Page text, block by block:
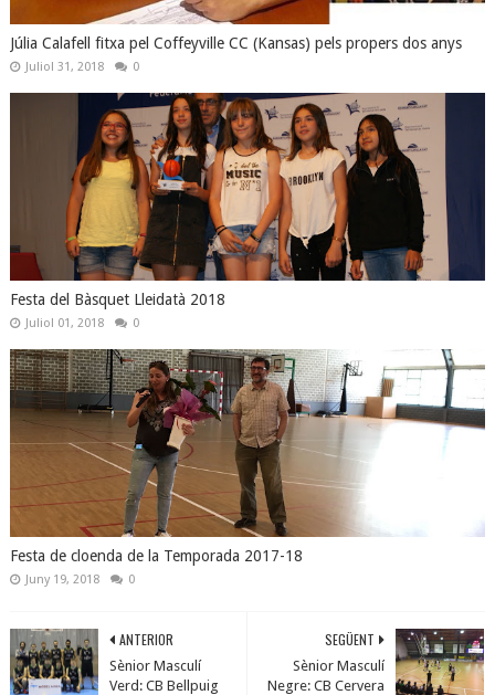
Júlia Calafell fitxa pel Coffeyville CC (Kansas) pels propers dos anys
Juliol 31, 2018 0
Festa del Bàsquet Lleidatà 2018
Juliol 01, 2018 0
Festa de cloenda de la Temporada 2017-18
Juny 19, 2018 0
SEGÜENT
Sènior Masculí
Negre: CB Cervera
ANTERIOR
Sènior Masculí
Verd: CB Bellpuig